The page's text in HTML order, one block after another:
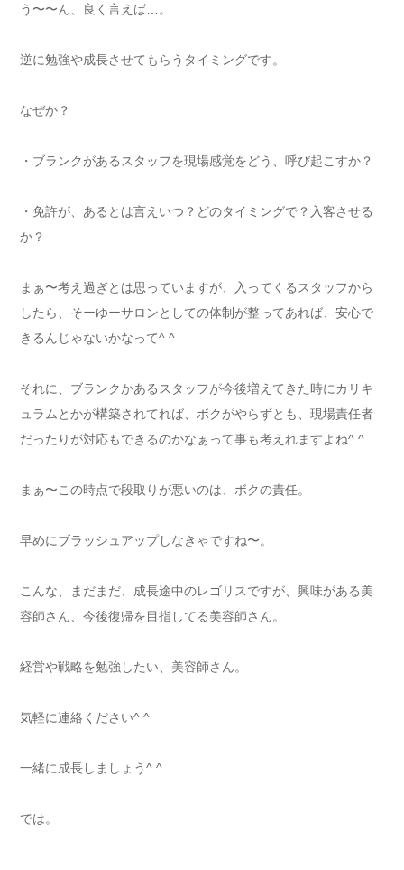
う〜〜ん、良く言えば…。
逆に勉強や成長させてもらうタイミングです。
なぜか？
・ブランクがあるスタッフを現場感覚をどう、呼び起こすか？
・免許が、あるとは言えいつ？どのタイミングで？入客させる
か？
まぁ〜考え過ぎとは思っていますが、入ってくるスタッフから
したら、そーゆーサロンとしての体制が整ってあれば、安心で
きるんじゃないかなって^ ^
それに、ブランクかあるスタッフが今後増えてきた時にカリキ
ュラムとかが構築されてれば、ボクがやらずとも、現場責任者
だったりが対応もできるのかなぁって事も考えれますよね^ ^
まぁ〜この時点で段取りが悪いのは、ボクの責任。
早めにブラッシュアップしなきゃですね〜。
こんな、まだまだ、成長途中のレゴリスですが、興味がある美
容師さん、今後復帰を目指してる美容師さん。
経営や戦略を勉強したい、美容師さん。
気軽に連絡ください^ ^
一緒に成長しましょう^ ^
では。